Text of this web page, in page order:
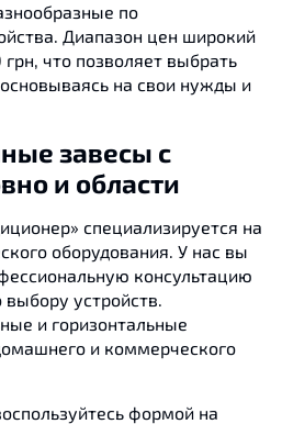
по
Диапазон цен широкий
что позволяет выбрать
на свои нужды и
завесы с
и области
специализируется на
оборудования. У нас вы
консультацию
устройств.
и горизонтальные
и коммерческого
формой на